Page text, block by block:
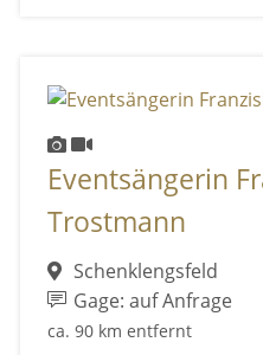
Eventsängerin
Trostmann
Schenklengsfeld
Gage: auf Anfrage
ca. 90 km entfernt